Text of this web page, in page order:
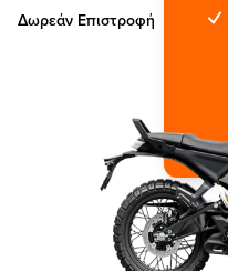
Δωρεάν Επιστροφή